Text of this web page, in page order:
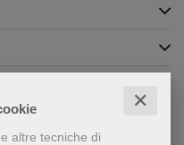
✕
altre tecniche di